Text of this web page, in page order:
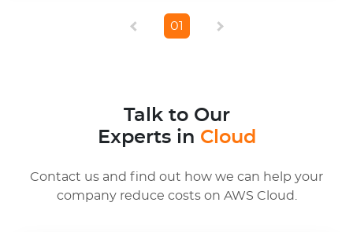
01
Talk to Our
Experts in Cloud
Contact us and find out how we can help your
company reduce costs on AWS Cloud.